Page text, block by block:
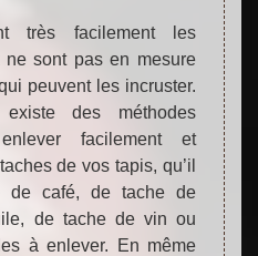
très facilement les
sont pas en mesure
peuvent les incruster.
existe des méthodes
facilement et
de vos tapis, qu’il
de café, de tache de
de tache de vin ou
à enlever. En même